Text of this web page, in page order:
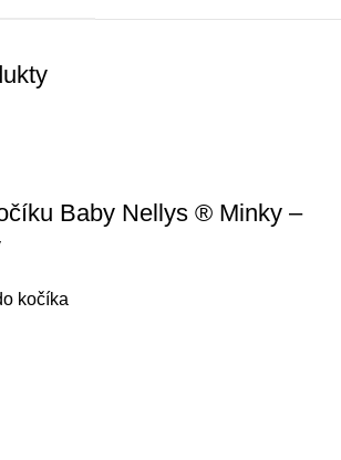
Baby Nellys ® Minky –
kočíka